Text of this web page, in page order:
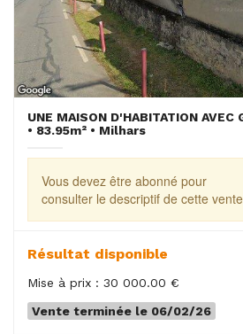
UNE MAISON D'HABITATION AVEC
• 83.95m² • Milhars
Vous devez être abonné pour
consulter le descriptif de cette vente
Résultat disponible
Mise à prix : 30 000.00 €
Vente terminée le 06/02/26